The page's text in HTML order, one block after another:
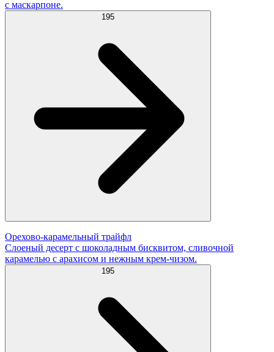
с маскарпоне.
195
Орехово-карамельный трайфл
Слоеный десерт с шоколадным бисквитом, сливочной
карамелью с арахисом и нежным крем-чизом.
195